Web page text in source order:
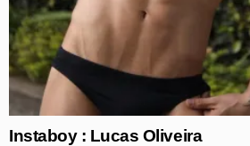
Instaboy : Lucas Oliveira